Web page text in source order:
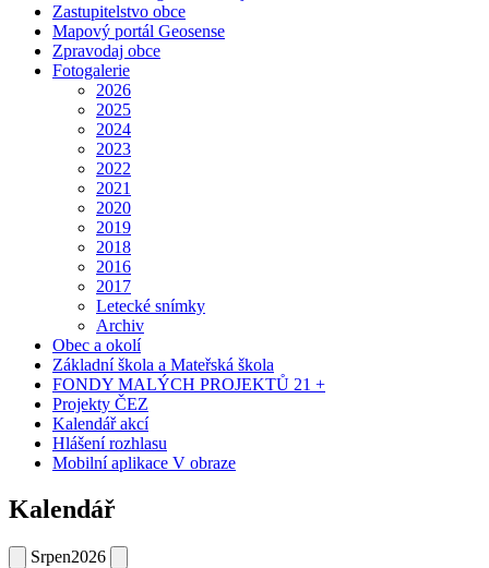
Zastupitelstvo obce
Mapový portál Geosense
Zpravodaj obce
Fotogalerie
2026
2025
2024
2023
2022
2021
2020
2019
2018
2016
2017
Letecké snímky
Archiv
Obec a okolí
Základní škola a Mateřská škola
FONDY MALÝCH PROJEKTŮ 21 +
Projekty ČEZ
Kalendář akcí
Hlášení rozhlasu
Mobilní aplikace V obraze
Kalendář
Srpen2026